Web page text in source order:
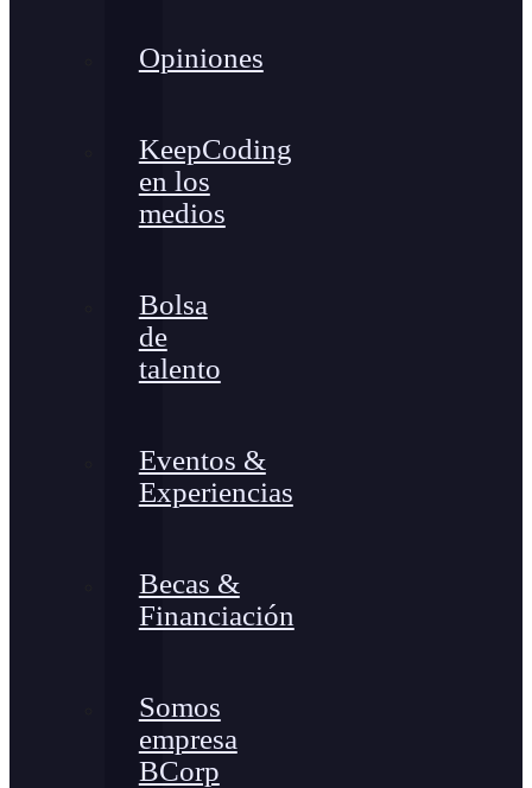
Opiniones
KeepCoding
en los
medios
Bolsa
de
talento
Eventos &
Experiencias
Becas &
Financiación
Somos
empresa
BCorp